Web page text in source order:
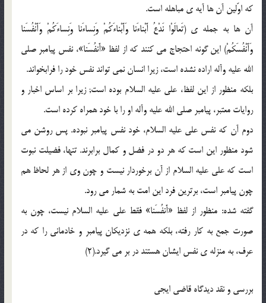
که اوّلین آن ها آیه ی مباهله است.
آن ها به جمله ی (تَعالَوْا نَدْعُ أَبْناءَنا وَأَبْناءَکُمْ وَنِساءَنا وَنِساءَکُمْ وَأَنْفُسَنا
وَأَنْفُسَکُمْ) این گونه احتجاج مى کنند که از لفظ «أَنفُسَنا»، نفس پیامبر صلى
الله علیه وآله اراده نشده است، زیرا انسان نمى تواند نفس خود را فرابخواند.
بلکه منظور از این لفظ، على علیه السلام بوده است; زیرا بر اساس اخبار و
روایات معتبر، پیامبر صلى الله علیه وآله او را با خود همراه کرده است.
دوم آن که نفس على علیه السلام، خود نفس پیامبر نبوده. پس روشن مى
شود منظور این است که هر دو در فضل و کمال برابرند. تنها، فضیلت نبوت
است که على علیه السلام از آن برخوردار نیست و چون وى از هر لحاظ هم
چون پیامبر است، برترین فرد این امت به شمار مى رود.
گفته شده: منظور از لفظ «أَنفُسَنا» فقط على علیه السلام نیست، چون به
صورت جمع به کار رفته، بلکه همه ی نزدیکان پیامبر و خادمانى را که در
عرف، به منزله ی نفس ایشان هستند در بر مى گیرد.(2)
بررسى و نقد دیدگاه قاضى ایجى